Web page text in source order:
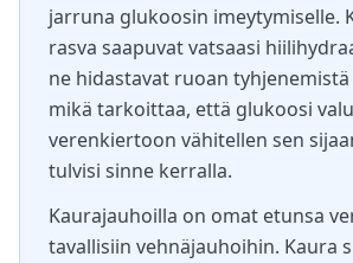
jarruna glukoosin imeytymiselle.
rasva saapuvat vatsaasi
ne hidastavat ruoan
mikä tarkoittaa, että glukoosi
verenkiertoon vähitellen sen
tulvisi sinne kerralla.
Kaurajauhoilla on omat etunsa
tavallisiin vehnäjauhoihin. Kaura